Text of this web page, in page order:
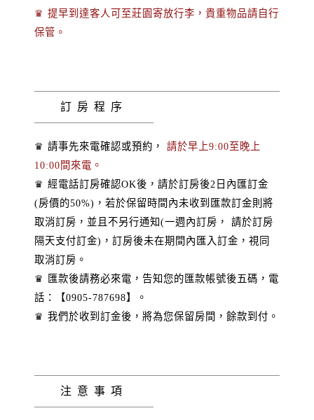
♛ 提早到達客人可至莊園寄放行李，貴重物品請自行
保管。
訂房程序
♛ 請事先來電確認或預約，
請於早上9:00至晚上
10:00間來電。
♛ 經電話訂房確認OK後，請於訂房後2日內匯訂金
(房價的50%)，若於保留時間內未收到匯款訂金則將
取消訂房，並且不另行通知(一週內訂房， 請於訂房
隔天支付訂金)，訂房後未在期間內匯入訂金，視同
取消訂房。
♛ 匯款後請務必來電，告知您的匯款帳號後五碼，電
話：【0905-787698】。
♛ 我們於收到訂金後，將為您保留房間，餘款到付。
注意事項